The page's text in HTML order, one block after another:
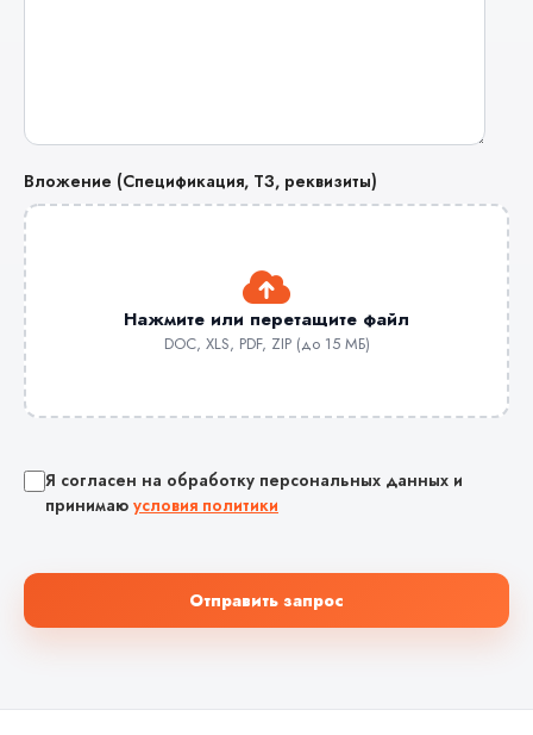
Вложение (Спецификация, ТЗ, реквизиты)
Нажмите или перетащите файл
DOC, XLS, PDF, ZIP (до 15 МБ)
Я согласен на обработку персональных данных и
принимаю условия политики
Отправить запрос